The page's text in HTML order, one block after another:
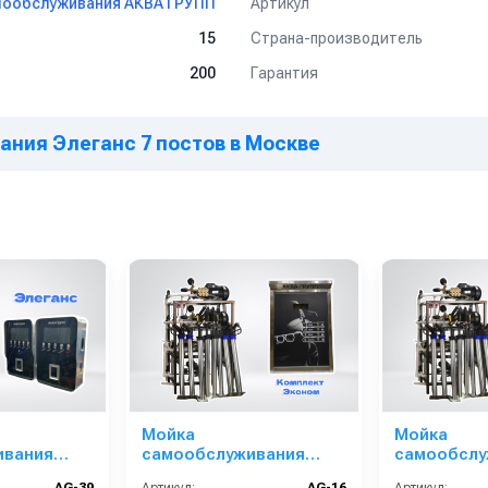
за 1 пост
для СЭС)
15 Страна-производитель
200 Гарантия
Элеганс 7 постов в Москве
Мойка
самообслуживания
Мойка